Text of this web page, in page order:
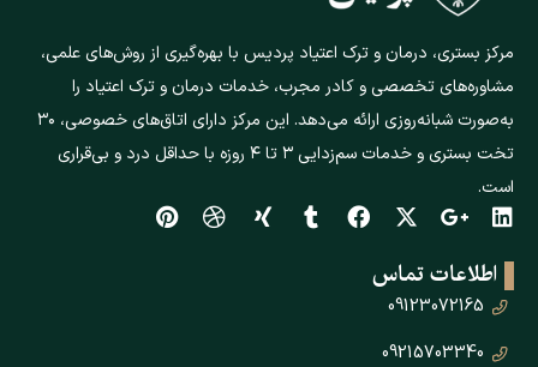
مرکز بستری، درمان و ترک اعتیاد پردیس با بهره‌گیری از روش‌های علمی،
مشاوره‌های تخصصی و کادر مجرب، خدمات درمان و ترک اعتیاد را
به‌صورت شبانه‌روزی ارائه می‌دهد. این مرکز دارای اتاق‌های خصوصی، ۳۰
تخت بستری و خدمات سم‌زدایی ۳ تا ۴ روزه با حداقل درد و بی‌قراری
است.
اطلاعات تماس
09123072165
09215703340